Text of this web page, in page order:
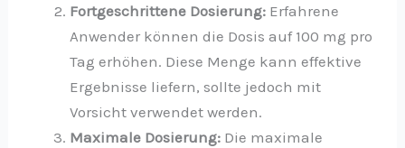
Fortgeschrittene Dosierung: Erfahrene
Anwender können die Dosis auf 100 mg pro
Tag erhöhen. Diese Menge kann effektive
Ergebnisse liefern, sollte jedoch mit
Vorsicht verwendet werden.
Maximale Dosierung: Die maximale